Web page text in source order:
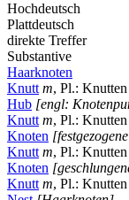
Hochdeutsch
Plattdeutsch
direkte Treffer
Substantive
Haarknoten
Knutt m, Pl.: Knutten
Hub [engl:
Knutt m, Pl.: Knutten
Knoten
Knutt m, Pl.: Knutten
Knoten
Knutt m, Pl.: Knutten